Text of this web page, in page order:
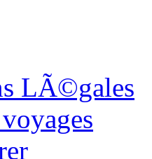
LÃ©gales